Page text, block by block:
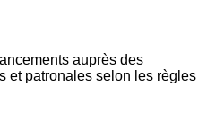
auprès des
et patronales selon les règles